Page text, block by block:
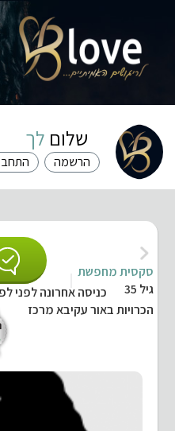
שלום לך
הרשמה
סקסית מחפשת
גיל 35
כניסה אחרונה לפני לפני
הכרויות באור עקיבא מרכז